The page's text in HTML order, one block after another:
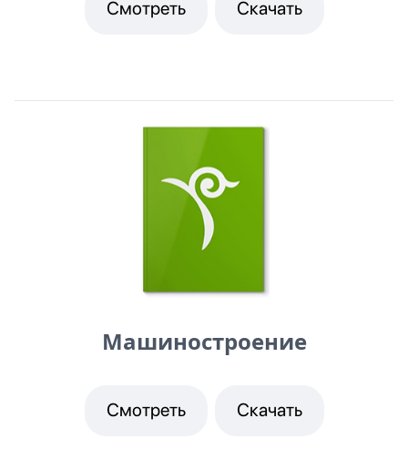
Смотреть Скачать
Машиностроение
Смотреть Скачать